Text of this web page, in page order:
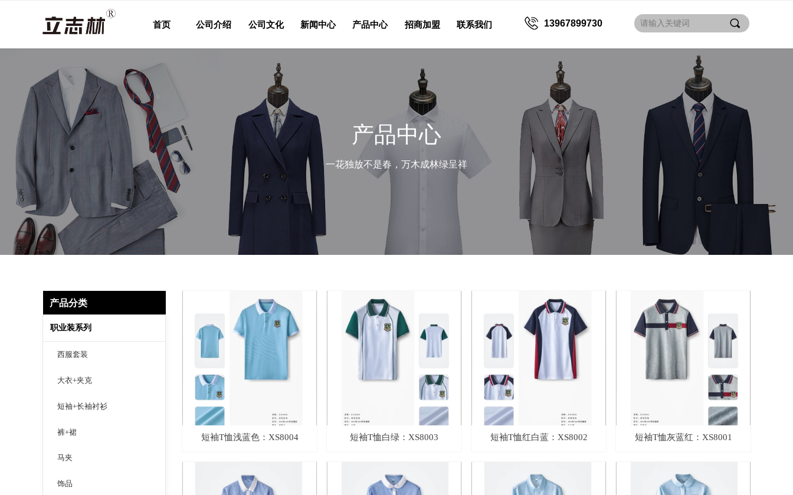
首页 公司介绍 公司文化 新闻中心 产品中心 招商加盟 联系我们 끠
13967899730
短袖T恤浅蓝色：XS8004 短袖T恤白绿：XS8003 短袖T恤红白蓝：XS8002 短袖T恤灰蓝红：XS8001
一花独放不是春，万木成林绿呈祥
产品中心
职业装系列
西服套装
大衣+夹克
短袖+长袖衬衫
裤+裙
马夹
饰品
产品分类